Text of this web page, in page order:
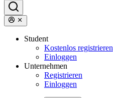
Student
Kostenlos registrieren
Einloggen
Unternehmen
Registrieren
Einloggen